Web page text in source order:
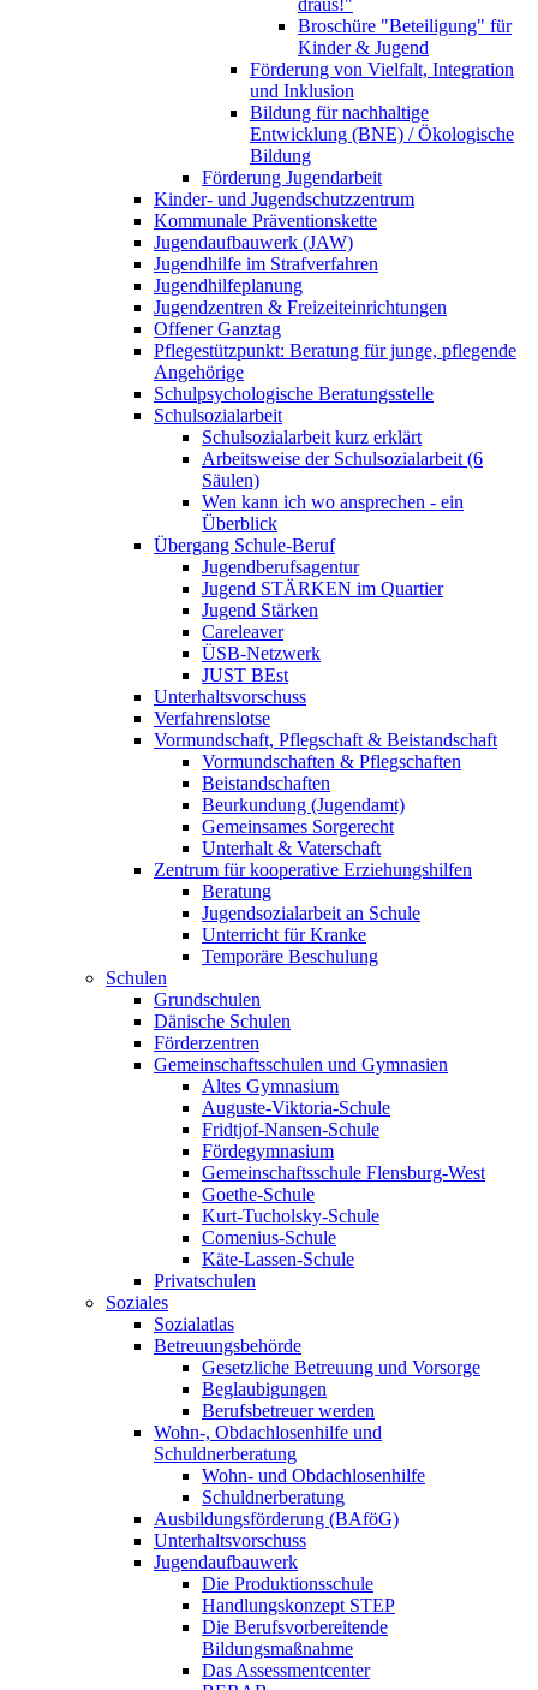
draus!"
Broschüre "Beteiligung" für
Kinder & Jugend
Förderung von Vielfalt, Integration
und Inklusion
Bildung für nachhaltige
Entwicklung (BNE) / Ökologische
Bildung
Förderung Jugendarbeit
Kinder- und Jugendschutzzentrum
Kommunale Präventionskette
Jugendaufbauwerk (JAW)
Jugendhilfe im Strafverfahren
Jugendhilfeplanung
Jugendzentren & Freizeiteinrichtungen
Offener Ganztag
Pflegestützpunkt: Beratung für junge, pflegende
Angehörige
Schulpsychologische Beratungsstelle
Schulsozialarbeit
Schulsozialarbeit kurz erklärt
Arbeitsweise der Schulsozialarbeit (6
Säulen)
Wen kann ich wo ansprechen - ein
Überblick
Übergang Schule-Beruf
Jugendberufsagentur
Jugend STÄRKEN im Quartier
Jugend Stärken
Careleaver
ÜSB-Netzwerk
JUST BEst
Unterhaltsvorschuss
Verfahrenslotse
Vormundschaft, Pflegschaft & Beistandschaft
Vormundschaften & Pflegschaften
Beistandschaften
Beurkundung (Jugendamt)
Gemeinsames Sorgerecht
Unterhalt & Vaterschaft
Zentrum für kooperative Erziehungshilfen
Beratung
Jugendsozialarbeit an Schule
Unterricht für Kranke
Temporäre Beschulung
Schulen
Grundschulen
Dänische Schulen
Förderzentren
Gemeinschaftsschulen und Gymnasien
Altes Gymnasium
Auguste-Viktoria-Schule
Fridtjof-Nansen-Schule
Fördegymnasium
Gemeinschaftsschule Flensburg-West
Goethe-Schule
Kurt-Tucholsky-Schule
Comenius-Schule
Käte-Lassen-Schule
Privatschulen
Soziales
Sozialatlas
Betreuungsbehörde
Gesetzliche Betreuung und Vorsorge
Beglaubigungen
Berufsbetreuer werden
Wohn-, Obdachlosenhilfe und
Schuldnerberatung
Wohn- und Obdachlosenhilfe
Schuldnerberatung
Ausbildungsförderung (BAföG)
Unterhaltsvorschuss
Jugendaufbauwerk
Die Produktionsschule
Handlungskonzept STEP
Die Berufsvorbereitende
Bildungsmaßnahme
Das Assessmentcenter